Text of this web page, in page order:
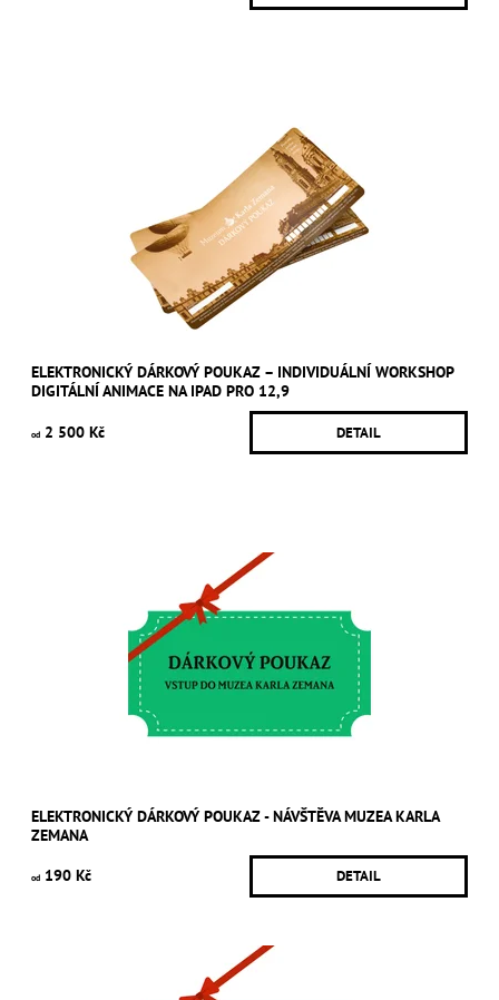
ELEKTRONICKÝ DÁRKOVÝ POUKAZ – INDIVIDUÁLNÍ WORKSHOP
DIGITÁLNÍ ANIMACE NA IPAD PRO 12,9
od 2 500 Kč DETAIL
ELEKTRONICKÝ DÁRKOVÝ POUKAZ - NÁVŠTĚVA MUZEA KARLA
ZEMANA
od 190 Kč DETAIL